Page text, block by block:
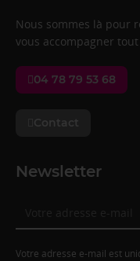
Nous sommes là pour
vous accompagner
04 78 79 53 68
Contact
Newsletter
Votre adresse e-mail est